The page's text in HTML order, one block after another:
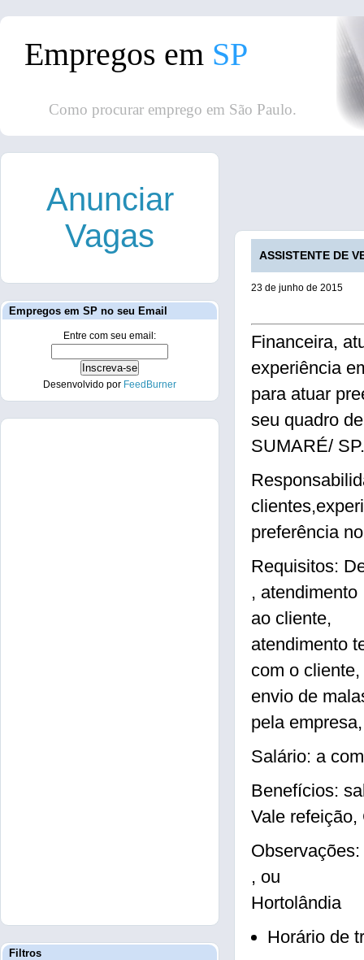
Empregos em SP
Como procurar emprego em São Paulo.
ASSISTENTE DE
23 de junho de 2015
Financeira,
experiência
para atuar
seu quadro
SUMARÉ/ SP.
preferência
Requisitos:
, atendimento
ao cliente,
atendimento
com o
envio de
pela
Salário: a
Benefícios:
Vale
, ou
Hortolândia
Horário de
Anunciar
Vagas
Empregos em SP no seu Email
Entre com seu email:
Desenvolvido por FeedBurner
Filtros